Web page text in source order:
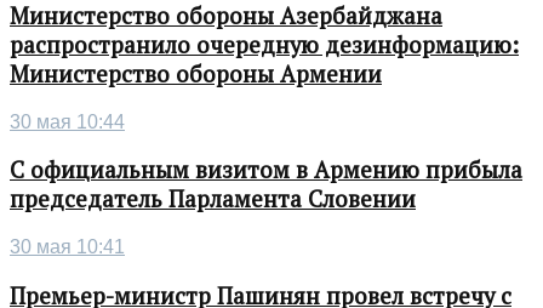
Министерство обороны Азербайджана
распространило очередную дезинформацию:
Министерство обороны Армении
30 мая 10:44
С официальным визитом в Армению прибыла
председатель Парламента Словении
30 мая 10:41
Премьер-министр Пашинян провел встречу с